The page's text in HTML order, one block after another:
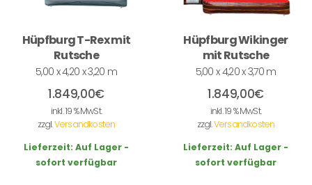
Hüpfburg T-Rex mit
Rutsche
5,00 x 4,20 x 3,20 m
1.849,00€
inkl. 19 % MwSt.
zzgl.Versandkosten
Lieferzeit: Auf Lager -
sofort verfügbar
Hüpfburg Wikinger
mit Rutsche
5,00 x 4,20 x 3,70 m
1.849,00€
inkl. 19 % MwSt.
zzgl.Versandkosten
Lieferzeit: Auf Lager -
sofort verfügbar